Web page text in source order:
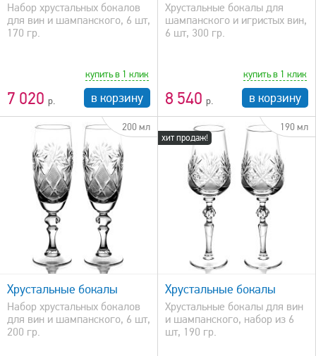
Набор хрустальных бокалов
для вин и шампанского, 6 шт,
170 гр.
7 020
купить в 1 клик
в корзину
Хрустальные бокалы для
шампанского и игристых вин,
6 шт, 300 гр.
8 540
купить в 1 клик
в корзину
200 мл
Хрустальные бокалы
Набор хрустальных бокалов
для вин и шампанского, 6 шт,
200 гр.
хит продаж!
190 мл
быстрый просмотр
Хрустальные бокалы
Хрустальные бокалы для вин
и шампанского, набор из 6
шт, 190 гр.